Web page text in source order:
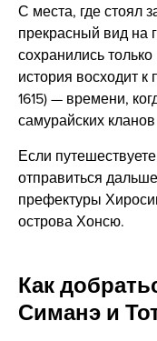
С места, где стоял
прекрасный вид на
сохранились
история восходит к
1615) — времени,
самурайских
Если
отправиться
префектуры
острова Хонсю.
Как
Симанэ и